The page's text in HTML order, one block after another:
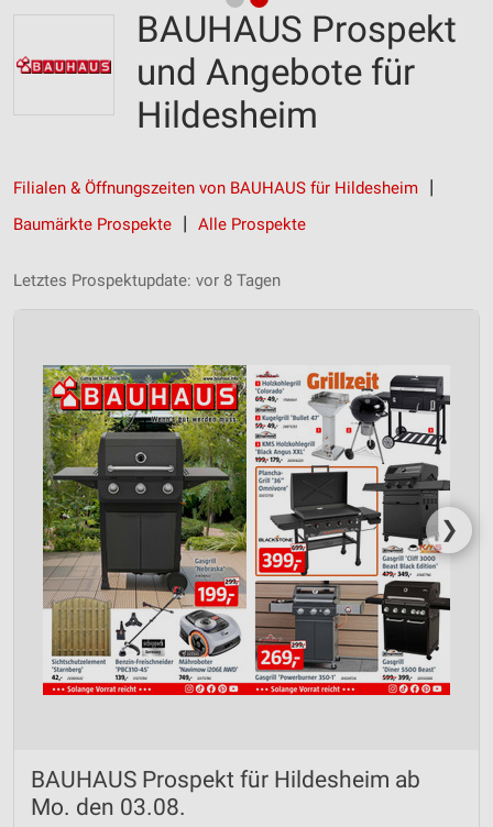
BAUHAUS Prospekt
und Angebote für
Hildesheim
Filialen & Öffnungszeiten von BAUHAUS für Hildesheim
Baumärkte Prospekte
Alle Prospekte
Letztes Prospektupdate: vor 8 Tagen
❯
BAUHAUS Prospekt für Hildesheim ab
Mo. den 03.08.